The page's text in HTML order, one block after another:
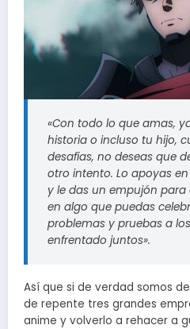
«Con todo lo que amas,
historia o incluso tu hijo,
desafías, no deseas que
otro intento. Lo apoyas
y le das un empujón
en algo que puedas
problemas y pruebas a
enfrentado juntos».
Así que si de verdad somos
de repente tres grandes
anime y volverlo a rehacer a